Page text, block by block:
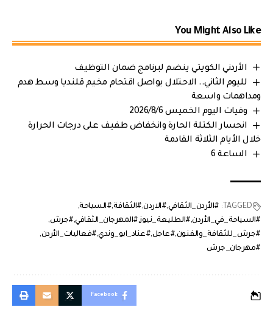
You Might Also Like
الأردني الكويتي ينضم لبرنامج ضمان التوظيف
لليوم الثاني.. الاحتلال يواصل اقتحام مخيم قلنديا وسط هدم
ومداهمات واسعة
وفيات اليوم الخميس 2026/8/6
انحسار الكتلة الحارة وانخفاض طفيف على درجات الحرارة
خلال الأيام الثلاثة القادمة
الساعة 6
TAGGED: #الأردن_الثقافي#الاردن #الثقافة#السياحة
#السياحة_في_الأردن #الطليعة_نيوز #المهرجان_الثقافي #جرش
#جرش_للثقافة_والفنون#عاجل#عناد_ابو_وندي #فعاليات_الأردن
#مهرجان_جرش
Facebook